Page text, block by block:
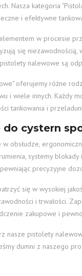
Nasza kategoria
i efektywne
w procesie
się niezawodnością,
nalewowe są
oferujemy różne
i wiele innych. Każdy
tankowania i
cystern
obsłudze,
systemy
precyzyjne
się w wysokiej
i trwałości.
zakupowe i
nasze pistolety
dumni z naszego